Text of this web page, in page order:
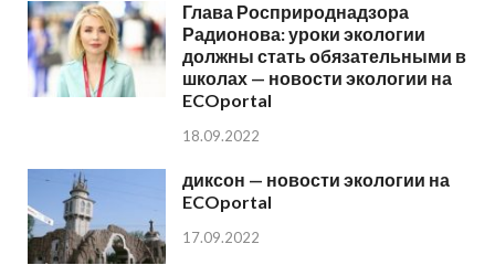
Глава Росприроднадзора
Радионова: уроки экологии
должны стать обязательными в
школах — новости экологии на
ECOportal
18.09.2022
диксон — новости экологии на
ECOportal
17.09.2022